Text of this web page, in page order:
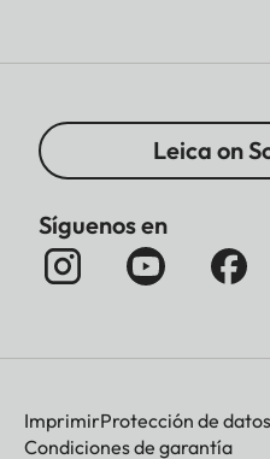
Leica on
Síguenos en
ImprimirProtección de datos
Condiciones de garantía